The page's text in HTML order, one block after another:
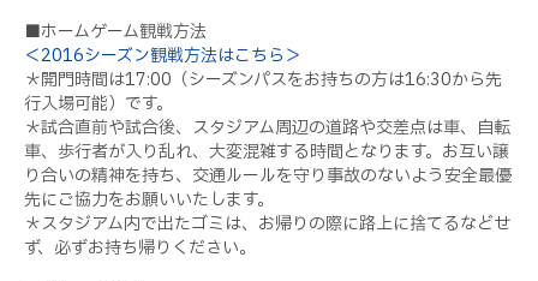
■ホームゲーム観戦方法
＜2016シーズン観戦方法はこちら＞
＊開門時間は17:00（シーズンパスをお持ちの方は16:30から先
行入場可能）です。
＊試合直前や試合後、スタジアム周辺の道路や交差点は車、自転
車、歩行者が入り乱れ、大変混雑する時間となります。お互い譲
り合いの精神を持ち、交通ルールを守り事故のないよう安全最優
先にご協力をお願いいたします。
＊スタジアム内で出たゴミは、お帰りの際に路上に捨てるなどせ
ず、必ずお持ち帰りください。